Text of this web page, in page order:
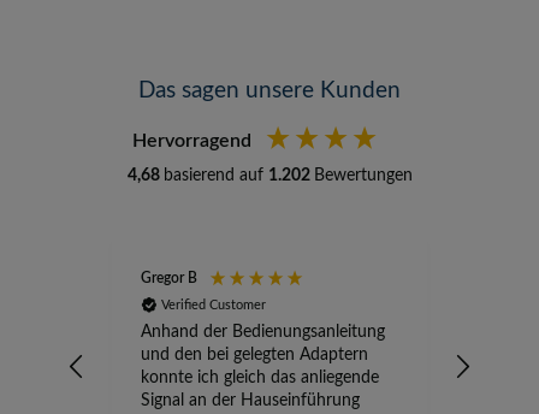
Das sagen unsere Kunden
Hervorragend
4,68 basierend auf 1.202 Bewertungen
Gregor B
Verified Customer
Anhand der Bedienungsanleitung
und den bei gelegten Adaptern
konnte ich gleich das anliegende
Signal an der Hauseinführung